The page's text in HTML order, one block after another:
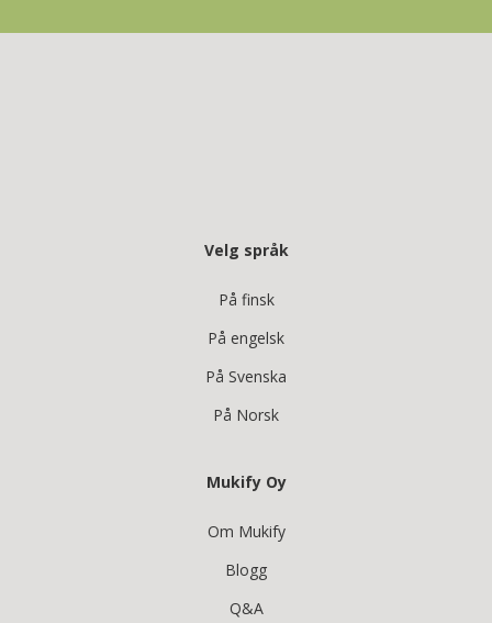
Velg språk
På finsk
På engelsk
På Svenska
På Norsk
Mukify Oy
Om Mukify
Blogg
Q&A